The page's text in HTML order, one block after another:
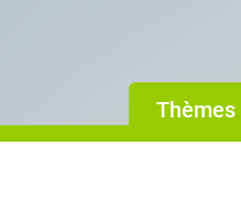
Thèmes